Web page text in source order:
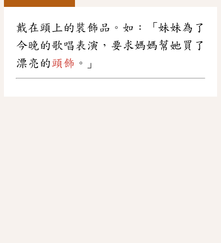
戴在頭上的裝飾品。如：「妹妹為了
今晚的歌唱表演，要求媽媽幫她買了
漂亮的頭飾 。」